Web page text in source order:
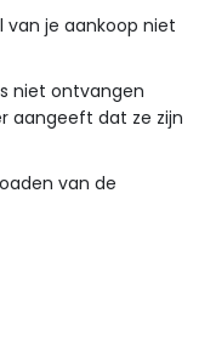
van je aankoop niet
niet ontvangen
aangeeft dat ze zijn
van de